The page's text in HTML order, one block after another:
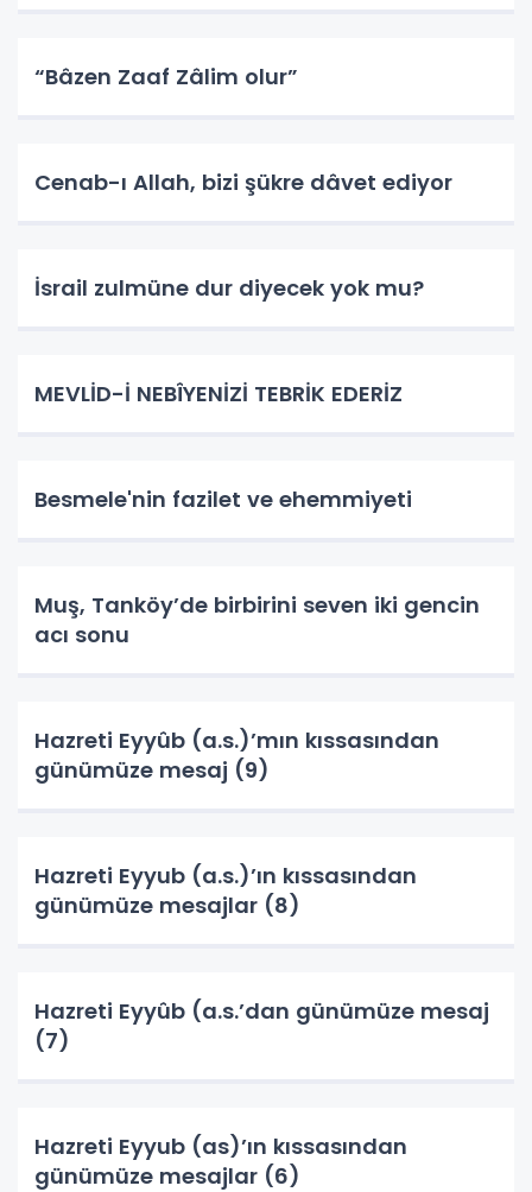
“Bâzen Zaaf Zâlim olur”
Cenab-ı Allah, bizi şükre dâvet ediyor
İsrail zulmüne dur diyecek yok mu?
MEVLİD-İ NEBÎYENİZİ TEBRİK EDERİZ
Besmele'nin fazilet ve ehemmiyeti
Muş, Tanköy’de birbirini seven iki gencin
acı sonu
Hazreti Eyyûb (a.s.)’mın kıssasından
günümüze mesaj (9)
Hazreti Eyyub (a.s.)’ın kıssasından
günümüze mesajlar (8)
Hazreti Eyyûb (a.s.’dan günümüze mesaj
(7)
Hazreti Eyyub (as)’ın kıssasından
günümüze mesajlar (6)